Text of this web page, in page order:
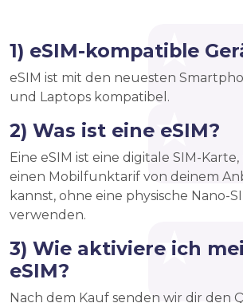
1) eSIM-kompatible
eSIM ist mit den neuesten
und Laptops kompatibel.
2) Was ist eine eSIM?
Eine eSIM ist eine digitale SIM-
einen Mobilfunktarif von deinem
kannst, ohne eine physische Nano-
verwenden.
3) Wie aktiviere ich
eSIM?
Nach dem Kauf senden wir dir den